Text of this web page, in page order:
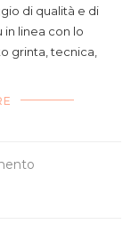
di qualità e di
in linea con lo
grinta, tecnica,